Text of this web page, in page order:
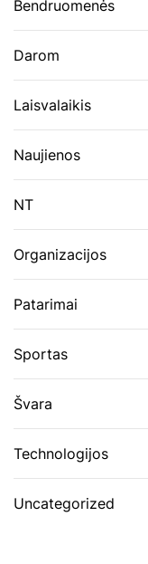
Bendruomenės
Darom
Laisvalaikis
Naujienos
NT
Organizacijos
Patarimai
Sportas
Švara
Technologijos
Uncategorized